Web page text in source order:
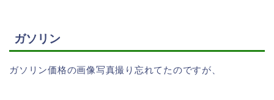
ガソリン
ガソリン価格の画像写真撮り忘れてたのですが、